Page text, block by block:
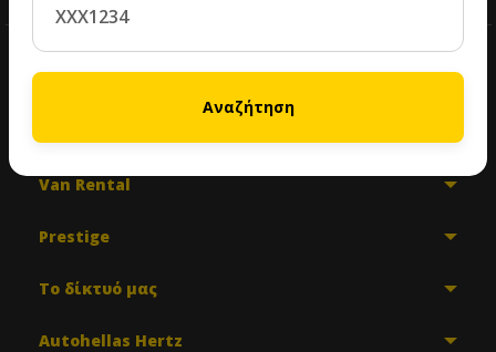
Αναζήτηση
Car Rental
Van Rental
Prestige
Το δίκτυό μας
Autohellas Hertz